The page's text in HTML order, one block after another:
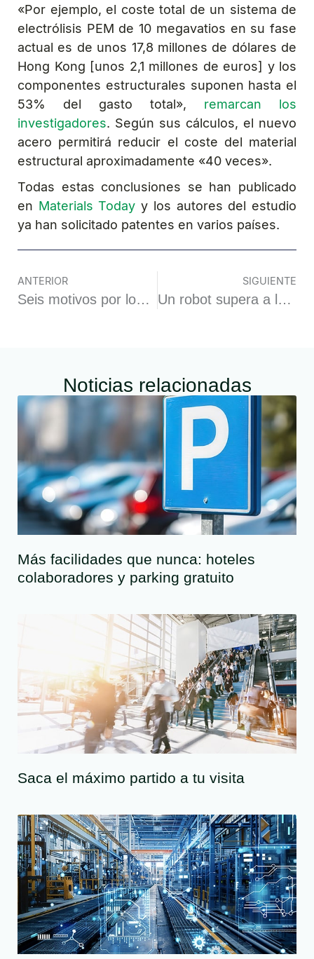
«Por ejemplo, el coste total de un sistema de
electrólisis PEM de 10 megavatios en su fase
actual es de unos 17,8 millones de dólares de
Hong Kong [unos 2,1 millones de euros] y los
componentes estructurales suponen hasta el
53% del gasto total», remarcan los
investigadores. Según sus cálculos, el nuevo
acero permitirá reducir el coste del material
estructural aproximadamente «40 veces».
Todas estas conclusiones se han publicado
en Materials Today y los autores del estudio
ya han solicitado patentes en varios países.
ANTERIOR
Seis motivos por los que no perderse Exposolidos, Polusolidos y Expofluidos 2024
SIGUIENTE
Un robot supera a los científicos descubriendo sustancias químicas
Noticias relacionadas
Más facilidades que nunca: hoteles
colaboradores y parking gratuito
Saca el máximo partido a tu visita